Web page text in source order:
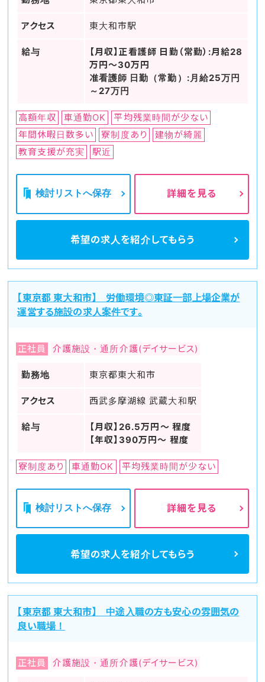
アクセス 東大和市駅
給与
【月収】正看護師 日勤（常勤）:月給28
万円～30万円
准看護師 日勤（常勤）:月給25万円
～27万円
高額年収 車通勤OK
平均残業時間が少ない
年間休暇日数多い
寮制度あり
建物が綺麗
教育支援が充実
駅近
検討リストへ保存 詳細を見る
希望の求人を紹介してもらう
【東京都 東大和市】 労働環境◎東証一部上場企業が
運営する施設の求人案件です。
正社員 介護施設・通所介護(デイサービス)
勤務地 東京都東大和市
アクセス 西武多摩湖線 武蔵大和駅
給与
【月収】26.5万円～ 程度
【年収】390万円～ 程度
寮制度あり 車通勤OK 平均残業時間が少ない
検討リストへ保存 詳細を見る
希望の求人を紹介してもらう
【東京都 東大和市】 中途入職の方も安心の雰囲気の
良い職場！
正社員 介護施設・通所介護(デイサービス)